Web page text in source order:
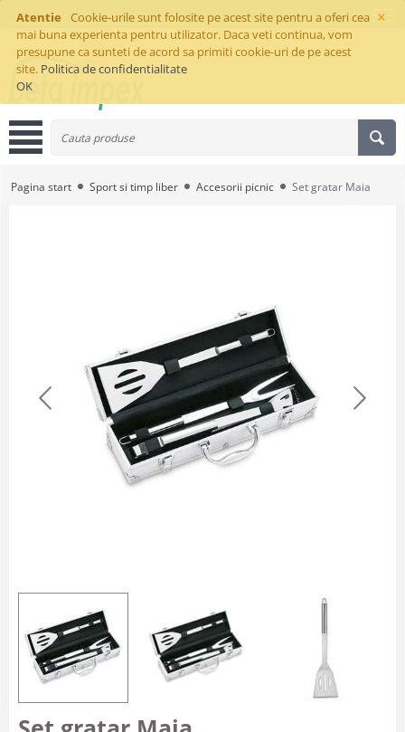
×
Atentie
Cookie-urile sunt folosite pe acest site pentru a oferi cea
mai buna experienta pentru utilizator. Daca veti continua, vom
presupune ca sunteti de acord sa primiti cookie-uri de pe acest
site. Politica de confidentialitate
OK
Pagina start Sport si timp liber Accesorii picnic Set gratar Maia